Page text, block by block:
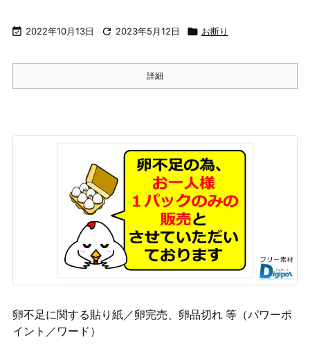
 2022年10月13日  2023年5月12日  お断り
詳細
卵不足に関する貼り紙／卵完売、卵品切れ 等（パワーポ
イント／ワード）